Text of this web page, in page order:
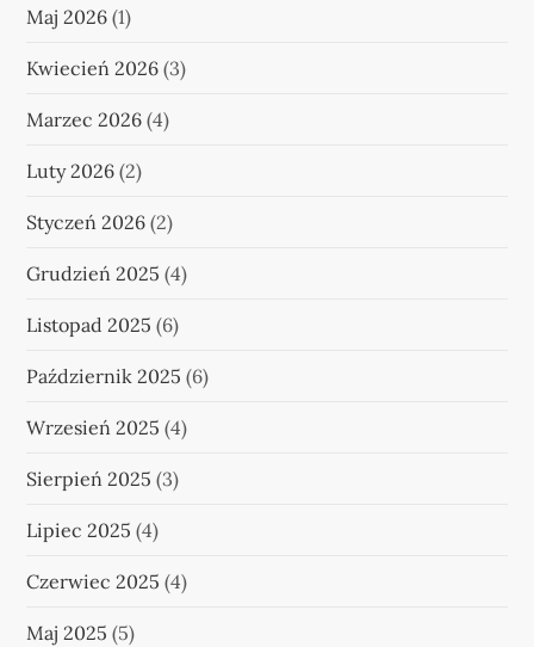
Maj 2026 (1)
Kwiecień 2026 (3)
Marzec 2026 (4)
Luty 2026 (2)
Styczeń 2026 (2)
Grudzień 2025 (4)
Listopad 2025 (6)
Październik 2025 (6)
Wrzesień 2025 (4)
Sierpień 2025 (3)
Lipiec 2025 (4)
Czerwiec 2025 (4)
Maj 2025 (5)